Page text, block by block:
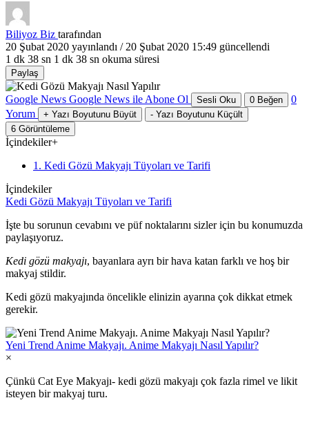
Biliyoz Biz tarafından
20 Şubat 2020 yayınlandı / 20 Şubat 2020 15:49 güncellendi
1 dk 38 sn 1 dk 38 sn okuma süresi
Paylaş
Google News Google News ile Abone Ol Sesli Oku 0 Beğen
0
Yorum
+ Yazı Boyutunu Büyüt - Yazı Boyutunu Küçült
6 Görüntüleme
İçindekiler+
1. Kedi Gözü Makyajı Tüyoları ve Tarifi
İçindekiler
Kedi Gözü Makyajı Tüyoları ve Tarifi
İşte bu sorunun cevabını ve püf noktalarını sizler için bu konumuzda
paylaşıyoruz.
Kedi gözü makyajı, bayanlara ayrı bir hava katan farklı ve hoş bir
makyaj stildir.
Kedi gözü makyajında öncelikle elinizin ayarına çok dikkat etmek
gerekir.
Yeni Trend Anime Makyajı. Anime Makyajı Nasıl Yapılır?
×
Çünkü Cat Eye Makyajı- kedi gözü makyajı çok fazla rimel ve likit
isteyen bir makyaj turu.